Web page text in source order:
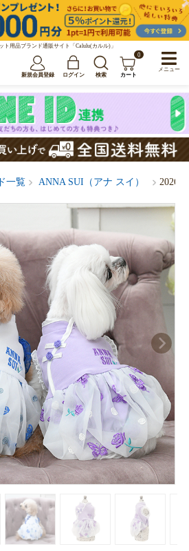
用品ブランド通販サイト「Calulu(カルル)」
新規会員登録 ログイン 検索
0
カート
一覧 ANNA SUI（アナ スイ） 2026
メニュー